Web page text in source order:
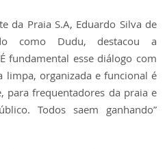
da Praia S.A, Eduardo Silva de
como Dudu, destacou a
fundamental esse diálogo com
limpa, organizada e funcional é
para frequentadores da praia e
Todos saem ganhando”